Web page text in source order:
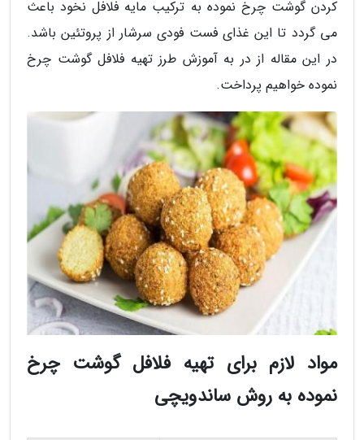
کردن گوشت چرخ نموده به ترکیب مایه فلافل نخود باعث
می گردد تا این غذای فست فودی سرشار از پروتئین باشد.
در این مقاله از در به آموزش طرز تهیه فلافل گوشت چرخ
نموده خواهیم پرداخت.
مواد لازم برای تهیه فلافل گوشت چرخ
نموده به روش ساندویچی